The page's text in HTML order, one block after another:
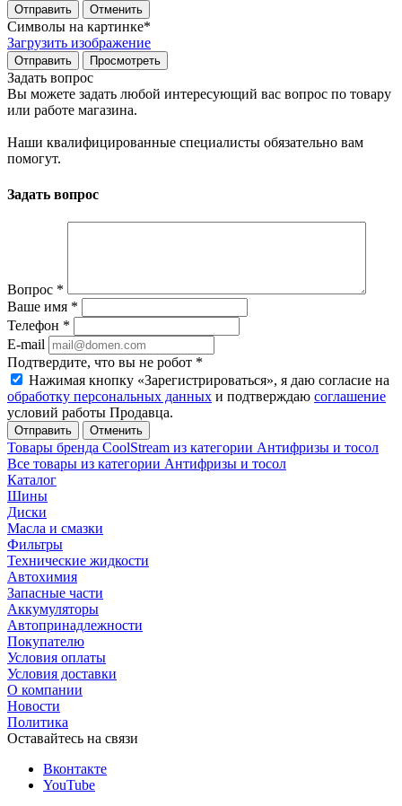
Отправить Отменить
Символы на картинке*
Загрузить изображение
Задать вопрос
Вы можете задать любой интересующий вас вопрос по товару
или работе магазина.
Наши квалифицированные специалисты обязательно вам
помогут.
Задать вопрос
Вопрос *
Ваше имя *
Телефон *
E-mail
Подтвердите, что вы не робот *
Нажимая кнопку «Зарегистрироваться», я даю согласие на
обработку персональных данных и подтверждаю соглашение
условий работы Продавца.
Отменить
Товары бренда CoolStream из категории Антифризы и тосол
Все товары из категории Антифризы и тосол
Каталог
Шины
Диски
Масла и смазки
Фильтры
Технические жидкости
Автохимия
Запасные части
Аккумуляторы
Автопринадлежности
Покупателю
Условия оплаты
Условия доставки
О компании
Новости
Политика
Оставайтесь на связи
Вконтакте
YouTube